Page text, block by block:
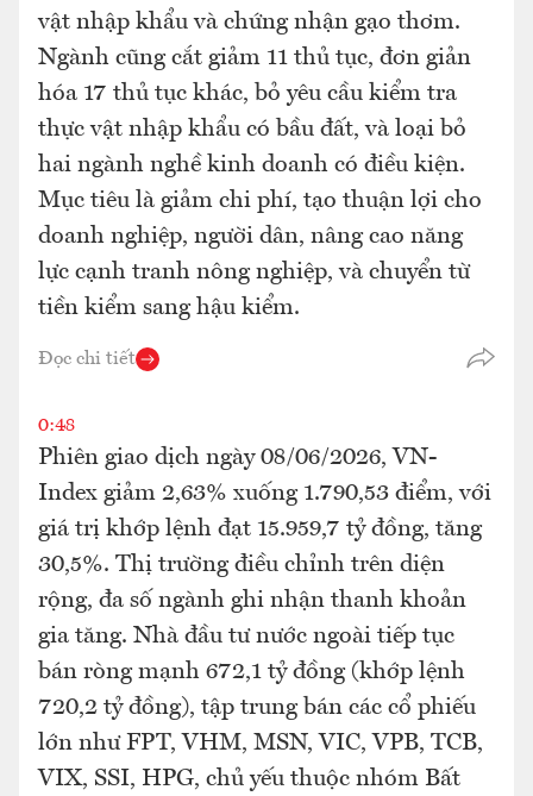
vật nhập khẩu và chứng nhận gạo thơm.
Ngành cũng cắt giảm 11 thủ tục, đơn giản
hóa 17 thủ tục khác, bỏ yêu cầu kiểm tra
thực vật nhập khẩu có bầu đất, và loại bỏ
hai ngành nghề kinh doanh có điều kiện.
Mục tiêu là giảm chi phí, tạo thuận lợi cho
doanh nghiệp, người dân, nâng cao năng
lực cạnh tranh nông nghiệp, và chuyển từ
tiền kiểm sang hậu kiểm.
Đọc chi tiết
0:48
Phiên giao dịch ngày 08/06/2026, VN-
Index giảm 2,63% xuống 1.790,53 điểm, với
giá trị khớp lệnh đạt 15.959,7 tỷ đồng, tăng
30,5%. Thị trường điều chỉnh trên diện
rộng, đa số ngành ghi nhận thanh khoản
gia tăng. Nhà đầu tư nước ngoài tiếp tục
bán ròng mạnh 672,1 tỷ đồng (khớp lệnh
720,2 tỷ đồng), tập trung bán các cổ phiếu
lớn như FPT, VHM, MSN, VIC, VPB, TCB,
VIX, SSI, HPG, chủ yếu thuộc nhóm Bất